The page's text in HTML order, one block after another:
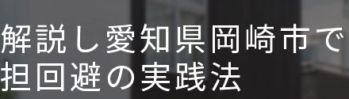
説し愛知県岡崎市
回避の実践法